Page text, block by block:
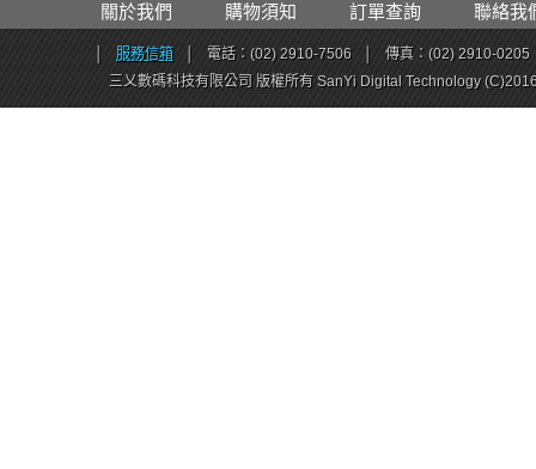
關於我們 購物須知 訂單查詢 聯絡我
服務信箱 電話：(02) 2910-7506
傳真：(02) 2910-0205
三乂數碼科技有限公司 版權所有 SanYi Digital Technology